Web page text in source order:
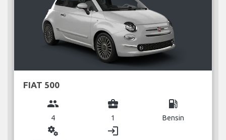
FIAT 500
group
4
business_center
1
local_gas_station
Bensin
miscellaneous_services login